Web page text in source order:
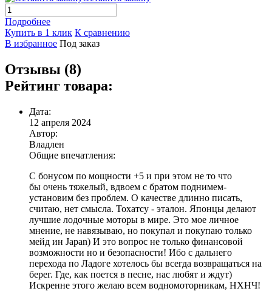
Подробнее
Купить в 1 клик К сравнению
В избранное Под заказ
Отзывы (8)
Рейтинг товара:
Дата:
12 апреля 2024
Автор:
Владлен
Общие впечатления:
С бонусом по мощности +5 и при этом не то что
бы очень тяжелый, вдвоем с братом поднимем-
установим без проблем. О качестве длинно писать,
считаю, нет смысла. Тохатсу - эталон. Японцы делают
лучшие лодочные моторы в мире. Это мое личное
мнение, не навязываю, но покупал и покупаю только
мейд ин Japan) И это вопрос не только финансовой
возможности но и безопасности! Ибо с дальнего
перехода по Ладоге хотелось бы всегда возвращаться на
берег. Где, как поется в песне, нас любят и ждут)
Искренне этого желаю всем водномоторникам, НХНЧ!